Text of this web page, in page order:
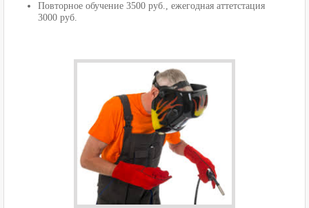
Повторное обучение 3500 руб., ежегодная аттетстация
3000 руб.